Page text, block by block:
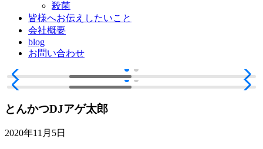
殺菌
皆様へお伝えしたいこと
会社概要
blog
お問い合わせ
とんかつDJアゲ太郎
2020年11月5日